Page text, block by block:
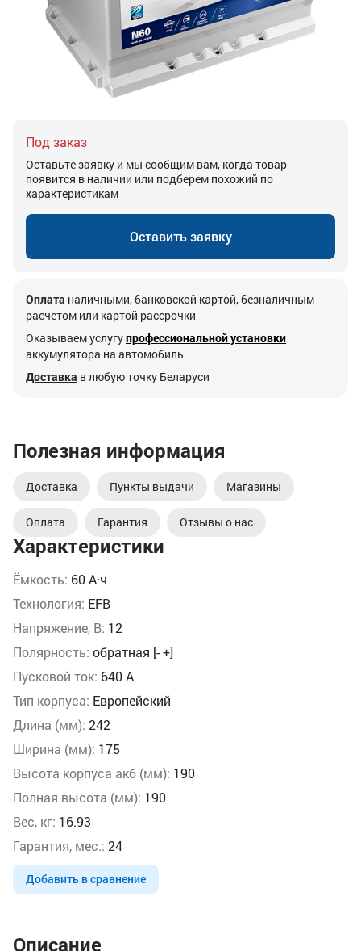
Характеристики
Ёмкость: 60 А·ч
Технология: EFB
Напряжение, В: 12
Полярность: обратная [- +]
Пусковой ток: 640 А
Тип корпуса: Европейский
Длина (мм): 242
Ширина (мм): 175
Высота корпуса акб (мм): 190
Полная высота (мм): 190
Вес, кг: 16.93
Гарантия, мес.: 24
Добавить в сравнение
Под заказ
Оставьте заявку и мы сообщим вам, когда товар
появится в наличии или подберем похожий по
характеристикам
Оставить заявку
Оплата наличными, банковской картой, безналичным
расчетом или картой рассрочки
Оказываем услугупрофессиональной установки
аккумулятора на автомобиль
Доставка в любую точку Беларуси
Полезная информация
Доставка Пункты выдачи Магазины
Оплата Гарантия Отзывы о нас
Описание